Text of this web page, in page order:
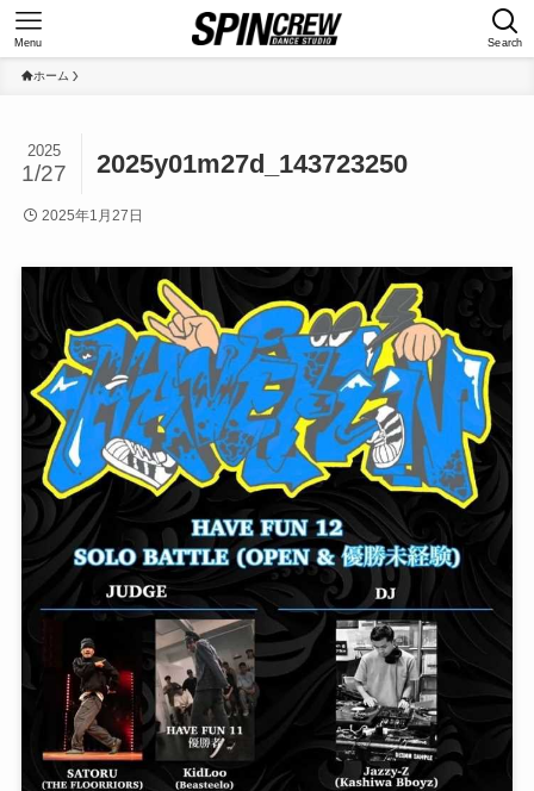
Search
Menu
ホーム
2025y01m27d_143723250
2025
1/27
2025年1月27日